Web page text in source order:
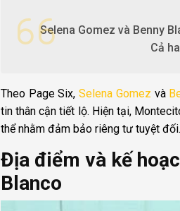
Selena Gomez và Benny
Cả
Theo Page Six,Selena Gomez và
tin thân cận tiết lộ. Hiện tại,
thể nhằm đảm bảo riêng tư tuyệt đối.
Địa điểm và kế
Blanco